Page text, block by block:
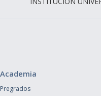
Academia
Pregrados